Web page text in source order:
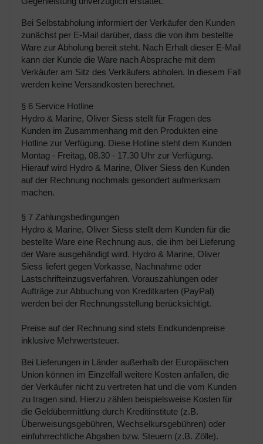
Bei Selbstabholung informiert der Verkäufer den Kunden
zunächst per E-Mail darüber, dass die von ihm bestellte
Ware zur Abholung bereit steht. Nach Erhalt dieser E-Mail
kann der Kunde die Ware nach Absprache mit dem
Verkäufer am Sitz des Verkäufers abholen. In diesem Fall
werden keine Versandkosten berechnet.
§ 6 Service Hotline
Hydro & Marine, Oliver Siess stellt für Fragen des
Kunden im Zusammenhang mit den Produkten eine
Hotline zur Verfügung. Diese Hotline steht dem Kunden
Montag - Freitag, 08.30 - 17.30 Uhr zur Verfügung.
Hierauf wird Hydro & Marine, Oliver Siess den Kunden
auf der Rechnung nochmals gesondert aufmerksam
machen.
§ 7 Zahlungsbedingungen
Hydro & Marine, Oliver Siess stellt dem Kunden für die
bestellte Ware eine Rechnung aus, die ihm bei Lieferung
der Ware ausgehändigt wird. Hydro & Marine, Oliver
Siess liefert gegen Vorkasse, Nachnahme oder
Lastschrifteinzugsverfahren. Vorauszahlungen oder
Aufträge zur Abbuchung von Kreditkarten (PayPal)
werden bei der Rechnungsstellung berücksichtigt.
Preise auf der Rechnung sind stets Endkundenpreise
inklusive Mehrwertsteuer.
Bei Lieferungen in Länder außerhalb der Europäischen
Union können im Einzelfall weitere Kosten anfallen, die
der Verkäufer nicht zu vertreten hat und die vom Kunden
zu tragen sind. Hierzu zählen beispielsweise Kosten für
die Geldübermittlung durch Kreditinstitute (z.B.
Überweisungsgebühren, Wechselkursgebühren) oder
einfuhrrechtliche Abgaben bzw. Steuern (z.B. Zölle).